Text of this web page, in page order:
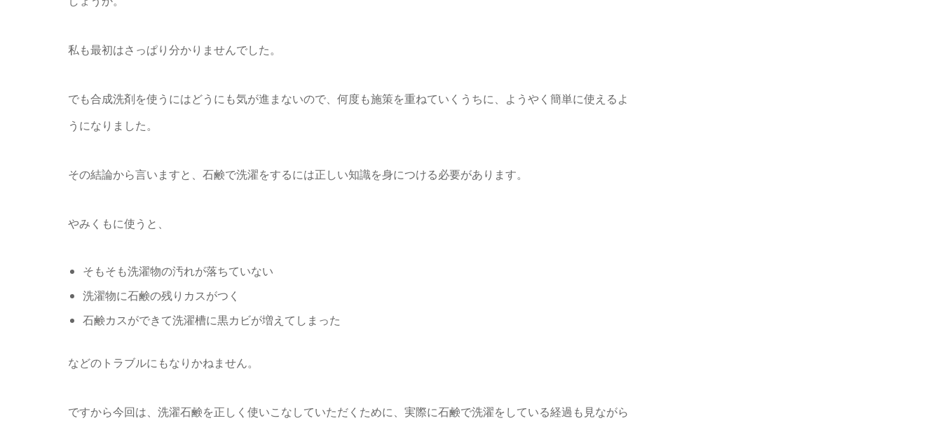
私も最初はさっぱり分かりませんでした。
でも合成洗剤を使うにはどうにも気が進まないので、何度も施策を重ねていくうちに、ようやく簡単に使えるよ
うになりました。
その結論から言いますと、石鹸で洗濯をするには正しい知識を身につける必要があります。
やみくもに使うと、
そもそも洗濯物の汚れが落ちていない
洗濯物に石鹸の残りカスがつく
石鹸カスができて洗濯槽に黒カビが増えてしまった
などのトラブルにもなりかねません。
ですから今回は、洗濯石鹸を正しく使いこなしていただくために、実際に石鹸で洗濯をしている経過も見ながら